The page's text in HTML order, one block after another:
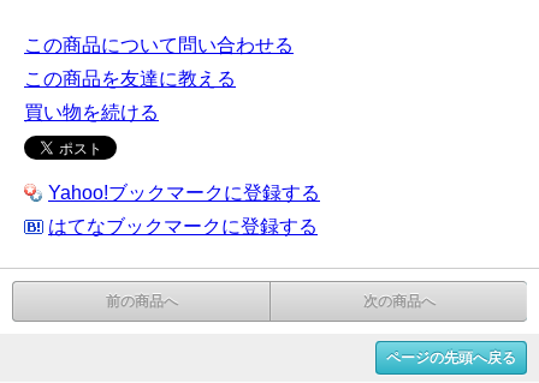
この商品について問い合わせる
この商品を友達に教える
買い物を続ける
Yahoo!ブックマークに登録する
はてなブックマークに登録する
前の商品へ 次の商品へ
ページの先頭へ戻る